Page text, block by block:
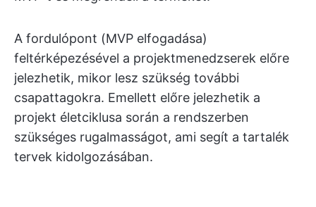
A fordulópont (MVP elfogadása)
feltérképezésével a projektmenedzserek előre
jelezhetik, mikor lesz szükség további
csapattagokra. Emellett előre jelezhetik a
projekt életciklusa során a rendszerben
szükséges rugalmasságot, ami segít a tartalék
tervek kidolgozásában.